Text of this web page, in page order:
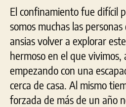
El confinamiento fue difícil
somos muchas las
ansias volver a explorar
hermoso en el que vivimos,
empezando con una
cerca de casa. Al mismo
forzada de más de un año